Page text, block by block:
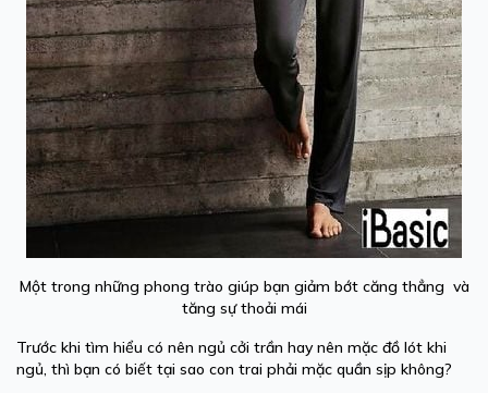
Một trong những phong trào giúp bạn giảm bớt căng thẳng và
tăng sự thoải mái
Trước khi tìm hiểu có nên ngủ cởi trần hay nên mặc đồ lót khi
ngủ, thì bạn có biết tại sao con trai phải mặc quần sịp không?